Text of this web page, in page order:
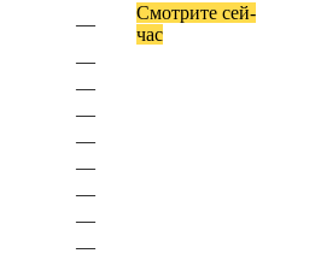
—
Смот­ри­те сей­
час
—
—
—
—
—
—
—
—